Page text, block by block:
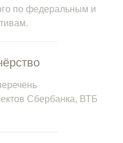
Сбербанка, ВТБ
по федеральным и